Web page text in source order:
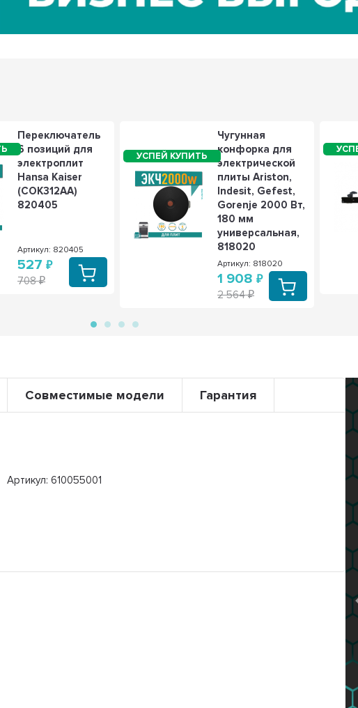
Переключатель
6 позиций для
электроплит
Hansa Kaiser
(COK312AA)
820405
Артикул: 820405
527
708
Чугунная
конфорка для
электрической
плиты Ariston,
Indesit, Gefest,
Gorenje 2000 Вт,
180 мм
универсальная,
818020
Артикул: 818020
1 908
2 564
Совместимые модели Гарантия
Артикул: 610055001